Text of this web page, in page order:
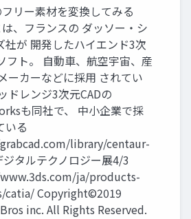
フリー素材を変換してみる
は、フランスの ダッソー・シ
社が 開発したハイエンド3次
フト。 自動車、航空宇宙、産
ーカーなどに採用 されてい
ドレンジ3次元CADの
も同社で、 中小企業で採
いる
library/centaur-
ジタルテクノロジー展4/3
ja/products-
catia/ Copyright©2019
inc. All Rights Reserved.